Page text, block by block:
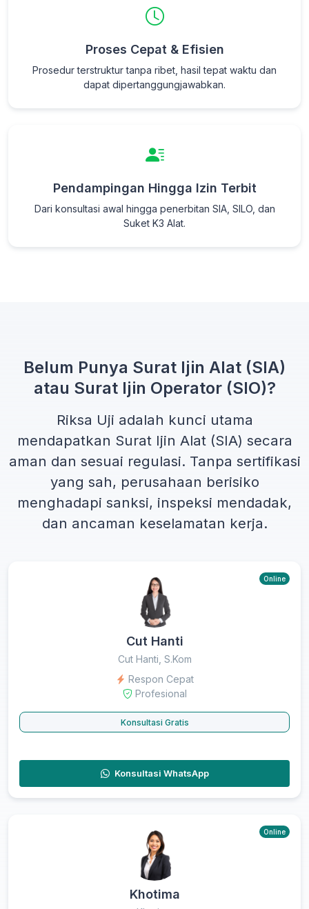
Proses Cepat & Efisien
Prosedur terstruktur tanpa ribet, hasil tepat waktu dan
dapat dipertanggungjawabkan.
Pendampingan Hingga Izin Terbit
Dari konsultasi awal hingga penerbitan SIA, SILO, dan
Suket K3 Alat.
Belum Punya Surat Ijin Alat (SIA)
atau Surat Ijin Operator (SIO)?
Riksa Uji adalah kunci utama
mendapatkan Surat Ijin Alat (SIA) secara
aman dan sesuai regulasi. Tanpa sertifikasi
yang sah, perusahaan berisiko
menghadapi sanksi, inspeksi mendadak,
dan ancaman keselamatan kerja.
Online
Cut Hanti
Cut Hanti, S.Kom
Respon Cepat
Profesional
Konsultasi Gratis
Konsultasi WhatsApp
Online
Khotima